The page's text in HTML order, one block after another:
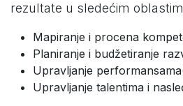
rezultate u sledećim
Mapiranje i procena
Planiranje i budžetiranje
Upravljanje
Upravljanje talentima i